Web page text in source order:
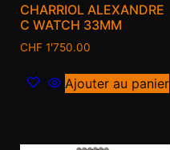
CHARRIOL ALEXANDRE
C WATCH 33MM
CHF 1'750.00
Ajouter au panier